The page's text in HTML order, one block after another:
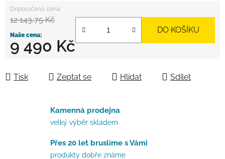
12 143,75 Kč
9 490 Kč
DO KOŠÍKU
Tisk Zeptat se Hlídat Sdílet
Kamenná prodejna
velký výběr skladem
Přes 20 let bruslíme s Vámi
produkty dobře známe